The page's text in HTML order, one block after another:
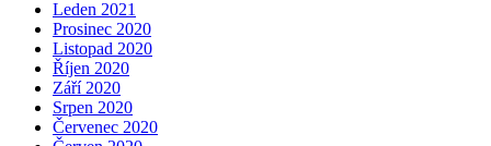
Leden 2021
Prosinec 2020
Listopad 2020
Říjen 2020
Září 2020
Srpen 2020
Červenec 2020